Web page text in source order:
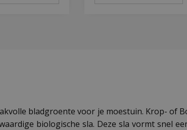
bladgroente voor je moestuin. Krop- of
biologische sla. Deze sla vormt snel